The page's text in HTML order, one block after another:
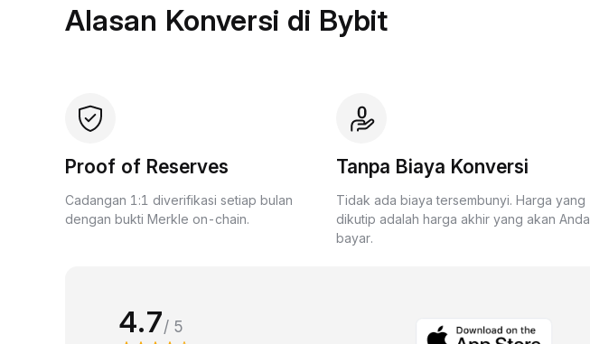
Alasan Konversi di Bybit
Proof of Reserves
Cadangan 1:1 diverifikasi setiap bulan
dengan bukti Merkle on-chain.
Tanpa Biaya Konversi
Tidak ada biaya tersembunyi. Harga yang
dikutip adalah harga akhir yang akan Anda
bayar.
4.7/ 5